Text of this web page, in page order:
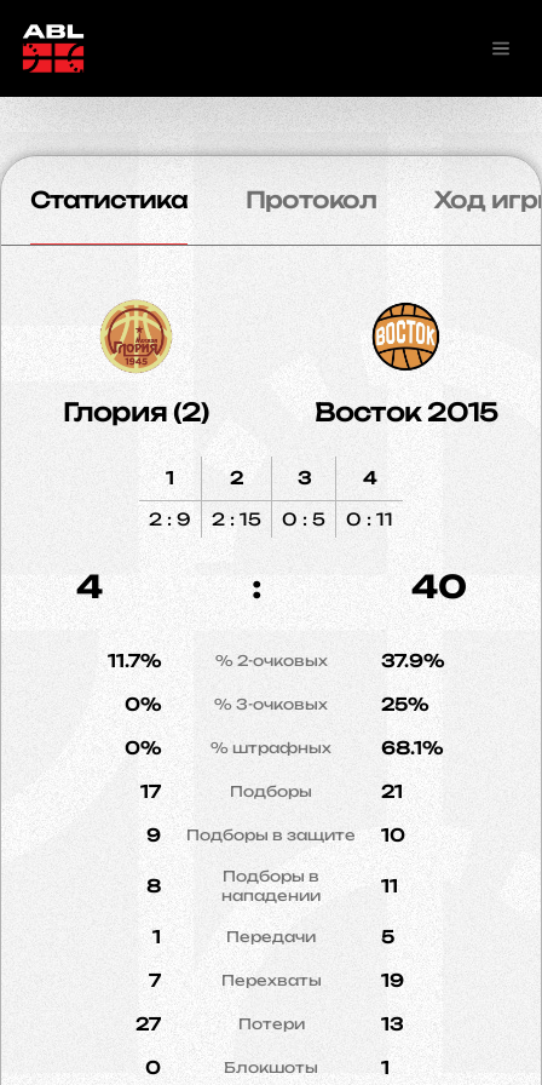
Статистика Протокол Ход
Глория (2) Восток 2015
1
2 : 9
2
2 : 15
3
0 : 5
4
0 : 11
4 : 40
11.7% % 2-очковых 37.9%
0% % 3-очковых 25%
0% % штрафных 68.1%
17 Подборы 21
9 Подборы в защите 10
8
Подборы в
нападении
11
1 Передачи 5
7 Перехваты 19
27 Потери 13
0 Блокшоты 1